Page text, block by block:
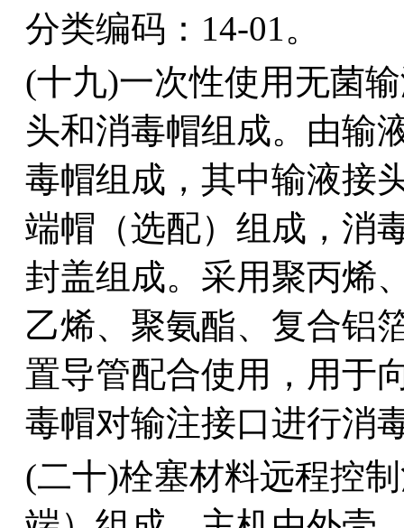
分类编码：14-01。
(十九)一次性使用无菌
头和消毒帽组成。由输
毒帽组成，其中输液接
端帽（选配）组成，消
封盖组成。采用聚丙烯
乙烯、聚氨酯、复合铝
置导管配合使用，用于
毒帽对输注接口进行消
(二十)栓塞材料远程控